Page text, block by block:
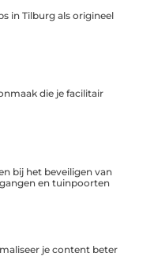
in Tilburg als origineel
die je facilitair
bij het beveiligen van
en tuinpoorten
je content beter